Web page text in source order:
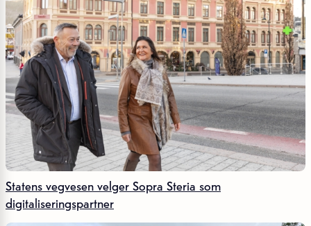
Statens vegvesen velger Sopra Steria som
digitaliseringspartner